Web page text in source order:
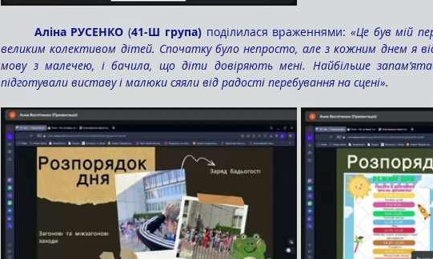
	Аліна РУСЕНКО
(41-Ш група) поділилася враженнями: «Це був мій
великим колективом дітей. Спочатку було непросто, але з кожним днем я
мову з малечею, і бачила, що діти довіряють мені. Найбільше
підготували виставу і малюки сяяли від радості перебування на сцені».